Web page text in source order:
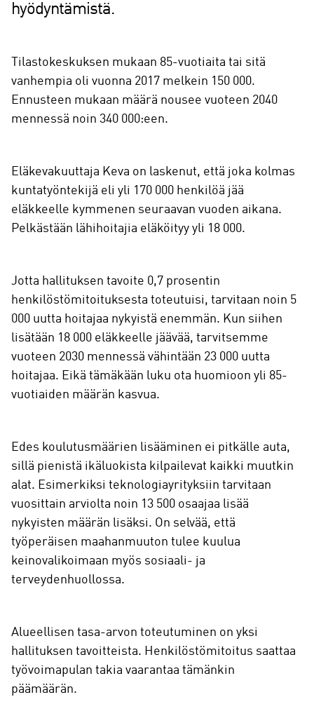
hyödyntämistä.
Tilastokeskuksen mukaan 85-vuotiaita tai sitä
vanhempia oli vuonna 2017 melkein 150 000.
Ennusteen mukaan määrä nousee vuoteen 2040
mennessä noin 340 000:een.
Eläkevakuuttaja Keva on laskenut, että joka kolmas
kuntatyöntekijä eli yli 170 000 henkilöä jää
eläkkeelle kymmenen seuraavan vuoden aikana.
Pelkästään lähihoitajia eläköityy yli 18 000.
Jotta hallituksen tavoite 0,7 prosentin
henkilöstömitoituksesta toteutuisi, tarvitaan noin 5
000 uutta hoitajaa nykyistä enemmän. Kun siihen
lisätään 18 000 eläkkeelle jäävää, tarvitsemme
vuoteen 2030 mennessä vähintään 23 000 uutta
hoitajaa. Eikä tämäkään luku ota huomioon yli 85-
vuotiaiden määrän kasvua.
Edes koulutusmäärien lisääminen ei pitkälle auta,
sillä pienistä ikäluokista kilpailevat kaikki muutkin
alat. Esimerkiksi teknologiayrityksiin tarvitaan
vuosittain arviolta noin 13 500 osaajaa lisää
nykyisten määrän lisäksi. On selvää, että
työperäisen maahanmuuton tulee kuulua
keinovalikoimaan myös sosiaali- ja
terveydenhuollossa.
Alueellisen tasa-arvon toteutuminen on yksi
hallituksen tavoitteista. Henkilöstömitoitus saattaa
työvoimapulan takia vaarantaa tämänkin
päämäärän.